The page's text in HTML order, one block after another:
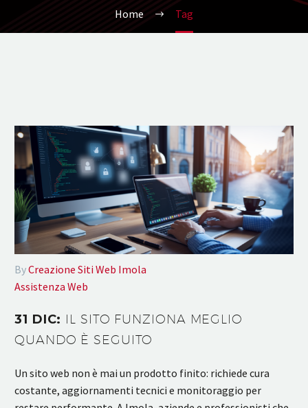
Home Tag
ByCreazione Siti Web Imola
Assistenza Web
31 DIC: IL SITO FUNZIONA MEGLIO
QUANDO È SEGUITO
Un sito web non è mai un prodotto finito: richiede cura
costante, aggiornamenti tecnici e monitoraggio per